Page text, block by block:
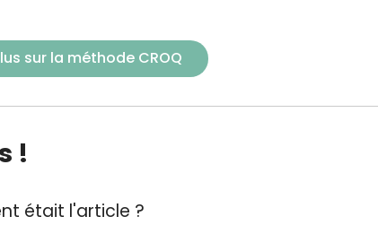
sur la méthode CROQ
!
était l'article ?